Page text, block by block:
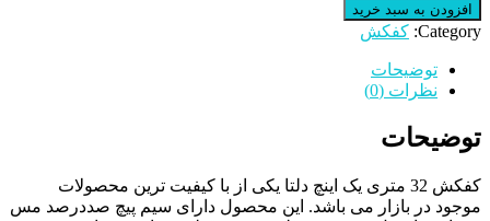
افزودن به سبد خرید
Category: کفکش
توضیحات
نظرات (0)
توضیحات
کفکش 32 متری یک اینچ دلتا یکی از با کیفیت ترین محصولات
موجود در بازار می باشد. این محصول دارای سیم پیچ صددرصد مس